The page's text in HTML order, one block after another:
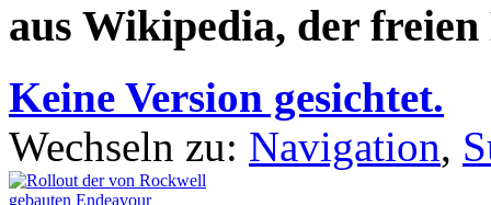
aus Wikipedia, der
Keine Version gesichtet.
Wechseln zu: Navigation,